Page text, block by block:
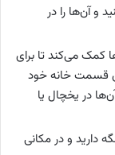
و آن‌ها را در
کمک می‌کند تا برای
قسمت خانه خود
در یخچال یا
دارید و در مکانی